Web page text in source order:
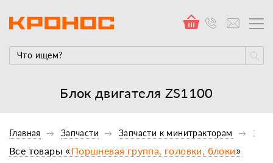
Блок двигателя ZS1100
Главная Запчасти Запчасти к минитракторам
Все товары «Поршневая группа, головки, блоки»